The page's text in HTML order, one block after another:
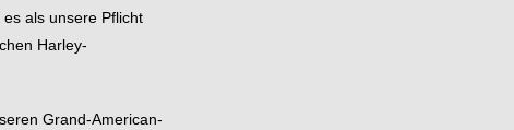
als unsere Pflicht
Harley-
Grand-American-